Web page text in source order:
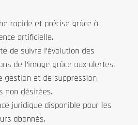
rapide et précise grâce à
artificielle.
de suivre l’évolution des
de l’image grâce aux alertes.
gestion et de suppression
non désirées.
juridique disponible pour les
abonnés.